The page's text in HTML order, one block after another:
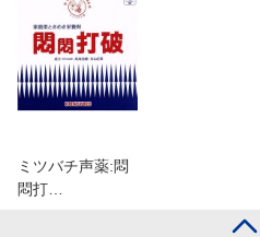
ミツバチ声薬:悶
悶打…